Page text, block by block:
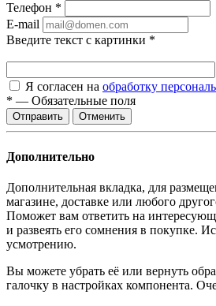
Телефон *
E-mail
Введите текст с картинки *
Я согласен на обработку
* — Обязательные поля
Отменить
Дополнительно
Дополнительная вкладка, для
магазине, доставке или любого
Поможет вам ответить на
и развеять его сомнения в покупке.
усмотрению.
Вы можете убрать её или вернуть
галочку в настройках компонента.